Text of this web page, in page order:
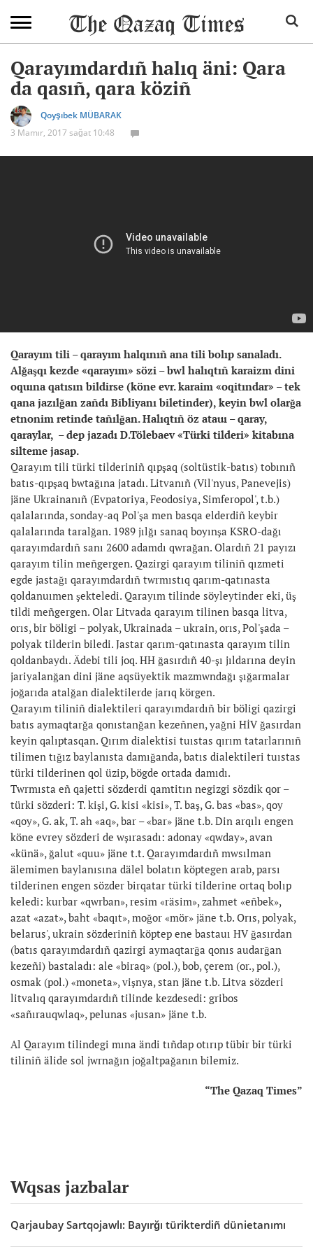
Qarayımdardıñ halıq äni: Qara
da qasıñ, qara köziñ
Qoyşıbek MÜBARAK
3 Mamır, 2017 sağat 10:48
Qarayım tili – qarayım halqınıñ ana tili bolıp sanaladı.
Alğaşqı kezde «qarayım» sözi – bwl halıqtıñ karaizm dini
oquına qatısın bildirse (köne evr. karaim «oqitındar» – tek
qana jazılğan zañdı Bibliyanı biletinder), keyin bwl olarğa
etnonim retinde tañılğan. Halıqtıñ öz atauı – qaray,
qaraylar, – dep jazadı D.Tölebaev «Türki tilderi» kitabına
silteme jasap.
Qarayım tili türki tilderiniñ qıpşaq (soltüstik-batıs) tobınıñ
batıs-qıpşaq bwtağına jatadı. Litvanıñ (Vil'nyus, Panevejis)
jäne Ukrainanıñ (Evpatoriya, Feodosiya, Simferopol', t.b.)
qalalarında, sonday-aq Pol'şa men basqa elderdiñ keybir
qalalarında taralğan. 1989 jılğı sanaq boyınşa KSRO-dağı
qarayımdardıñ sanı 2600 adamdı qwrağan. Olardıñ 21 payızı
qarayım tilin meñgergen. Qazirgi qarayım tiliniñ qızmeti
egde jastağı qarayımdardıñ twrmıstıq qarım-qatınasta
qoldanuımen şekteledi. Qarayım tilinde söyleytinder eki, üş
tildi meñgergen. Olar Litvada qarayım tilinen basqa litva,
orıs, bir böligi – polyak, Ukrainada – ukrain, orıs, Pol'şada –
polyak tilderin biledi. Jastar qarım-qatınasta qarayım tilin
qoldanbaydı. Ädebi tili joq. HH ğasırdıñ 40-şı jıldarına deyin
jariyalanğan dini jäne aqsüyektik mazmwndağı şığarmalar
joğarıda atalğan dialektilerde jarıq körgen.
Qarayım tiliniñ dialektileri qarayım­dardıñ bir böligi qazirgi
batıs aymaqtarğa qonıstanğan kezeñnen, yağni HİV ğasırdan
keyin qalıptasqan. Qırım dialektisi tuıstas qırım tatarlarınıñ
tilimen tığız baylanısta damığanda, batıs dialektileri tuıstas
türki tilderinen qol üzip, bögde ortada damıdı.
Twrmısta eñ qajetti sözderdi qamtitın negizgi sözdik qor –
türki sözderi: T. kişi, G. kisi «kisi», T. baş, G. bas «bas», qoy
«qoy», G. ak, T. ah «aq», bar – «bar» jäne t.b. Din arqılı engen
köne evrey sözderi de wşırasadı: adonay «qwday», avan
«künä», ğalut «quu» jäne t.t. Qarayımdardıñ mwsılman
älemimen baylanısına dälel bolatın köptegen arab, parsı
tilderinen engen sözder birqatar türki tilderine ortaq bolıp
keledi: kurbar «qwrban», resim «räsim», zahmet «eñbek»,
azat «azat», baht «baqıt», moğor «mör» jäne t.b. Orıs, polyak,
belarus', ukrain sözderiniñ köptep ene bastauı HV ğasırdan
(batıs qarayımdardıñ qazirgi aymaqtarğa qonıs audarğan
kezeñi) bastaladı: ale «biraq» (pol.), bob, çerem (or., pol.),
osmak (pol.) «moneta», vişnya, stan jäne t.b. Litva sözderi
litvalıq qarayımdardıñ tilinde kezdesedi: gribos
«sañırauqwlaq», pelunas «jusan» jäne t.b.
Al Qarayım tilindegi mına ändi tıñdap otırıp tübir bir türki
tiliniñ älide sol jwrnağın joğaltpağanın bilemiz.
“The Qazaq Times”
Wqsas jazbalar
Qarjaubay Sartqojawlı: Bayırğı türikterdiñ dünietanımı